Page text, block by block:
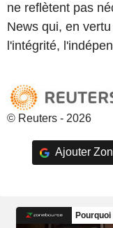
ne reflètent pas
News qui, en
l'intégrité,
© Reuters - 2026
Ajouter